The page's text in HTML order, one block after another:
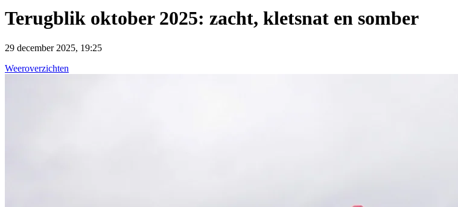
Terugblik oktober 2025: zacht, kletsnat en somber
29 december 2025, 19:25
Weeroverzichten